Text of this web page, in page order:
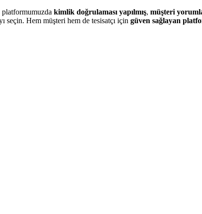
kimlik doğrulaması yapılmış, müşteri
seçin. Hem müşteri hem de tesisatçı için güven sağlayan